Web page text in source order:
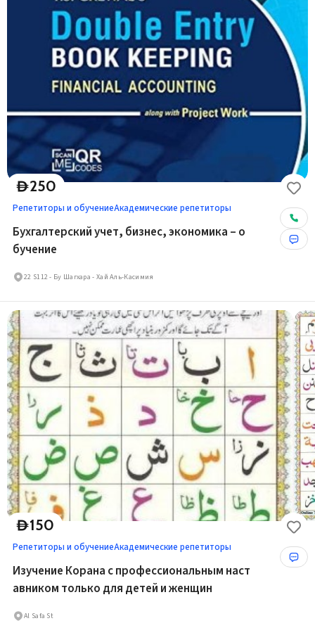
D250
Репетиторы и обучениеАкадемические репетиторы
Бухгалтерский учет, бизнес, экономика – о
бучение
22 S112 - Бу Шагхара - Хай Аль-Касимия
D150
Репетиторы и обучениеАкадемические репетиторы
Изучение Корана с профессиональным наст
авником только для детей и женщин
Al Safa St